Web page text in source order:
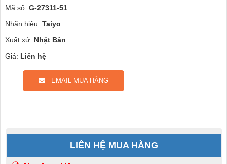
Mã số: G-27311-51
Nhãn hiệu: Taiyo
Xuất xứ: Nhật Bản
Giá: Liên hệ
EMAIL MUA HÀNG
LIÊN HỆ MUA HÀNG